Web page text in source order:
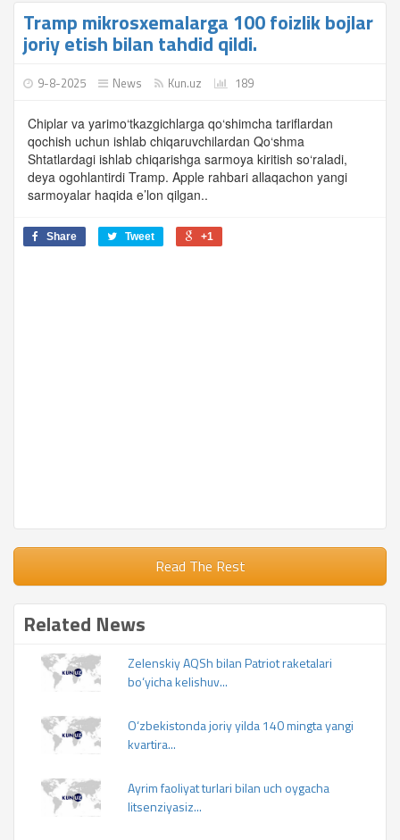
Tramp mikrosxemalarga 100 foizlik bojlar
joriy etish bilan tahdid qildi.
9-8-2025 News Kun.uz 189
Chiplar va yarimo‘tkazgichlarga qo‘shimcha tariflardan
qochish uchun ishlab chiqaruvchilardan Qo‘shma
Shtatlardagi ishlab chiqarishga sarmoya kiritish so‘raladi,
deya ogohlantirdi Tramp. Apple rahbari allaqachon yangi
sarmoyalar haqida e’lon qilgan..
Share Tweet +1
Read The Rest
Related News
Zelenskiy AQSh bilan Patriot raketalari
bo‘yicha kelishuv...
O‘zbekistonda joriy yilda 140 mingta yangi
kvartira...
Ayrim faoliyat turlari bilan uch oygacha
litsenziyasiz...